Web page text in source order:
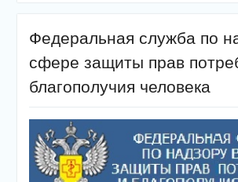
Федеральная служба по
сфере защиты прав
благополучия человека